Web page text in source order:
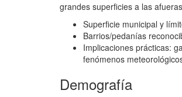
grandes superficies a las
Superficie municipal y
Barrios/pedanías
Implicaciones prácticas:
fenómenos
Demografía